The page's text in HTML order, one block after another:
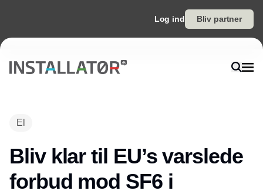
Log ind Bliv partner
El
Bliv klar til EU’s varslede
forbud mod SF6 i